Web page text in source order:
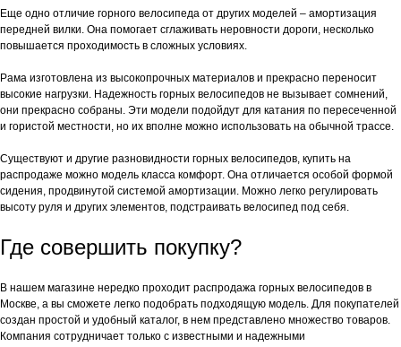
Еще одно отличие горного велосипеда от других моделей – амортизация
передней вилки. Она помогает сглаживать неровности дороги, несколько
повышается проходимость в сложных условиях.
Рама изготовлена из высокопрочных материалов и прекрасно переносит
высокие нагрузки. Надежность горных велосипедов не вызывает сомнений,
они прекрасно собраны. Эти модели подойдут для катания по пересеченной
и гористой местности, но их вполне можно использовать на обычной трассе.
Существуют и другие разновидности горных велосипедов, купить на
распродаже можно модель класса комфорт. Она отличается особой формой
сидения, продвинутой системой амортизации. Можно легко регулировать
высоту руля и других элементов, подстраивать велосипед под себя.
Где совершить покупку?
В нашем магазине нередко проходит распродажа горных велосипедов в
Москве, а вы сможете легко подобрать подходящую модель. Для покупателей
создан простой и удобный каталог, в нем представлено множество товаров.
Компания сотрудничает только с известными и надежными